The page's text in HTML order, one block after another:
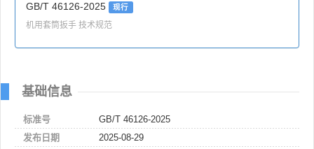
GB/T 46126-2025 现行
机用套筒扳手 技术规范
基础信息
标准号
GB/T 46126-2025
发布日期
2025-08-29